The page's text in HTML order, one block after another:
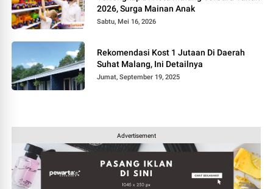
2026, Surga Mainan Anak
Sabtu, Mei 16, 2026
Rekomendasi Kost 1 Jutaan Di Daerah
Suhat Malang, Ini Detailnya
Jumat, September 19, 2025
Advertisement